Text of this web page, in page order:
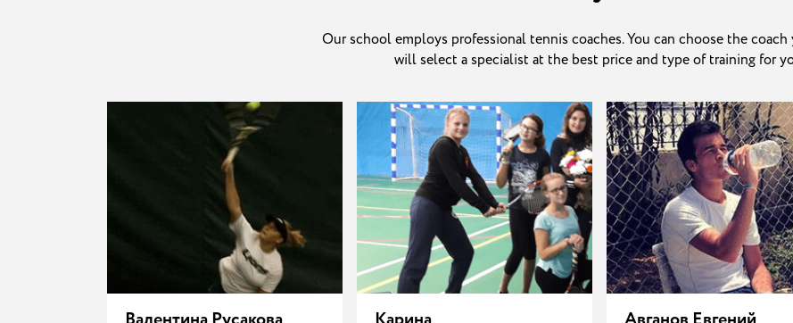
Our school employs professional tennis coaches. You can choose the
will select a specialist at the best price and type of training for